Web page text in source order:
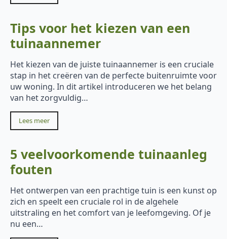
Tips voor het kiezen van een
tuinaannemer
Het kiezen van de juiste tuinaannemer is een cruciale
stap in het creëren van de perfecte buitenruimte voor
uw woning. In dit artikel introduceren we het belang
van het zorgvuldig…
Lees meer
5 veelvoorkomende tuinaanleg
fouten
Het ontwerpen van een prachtige tuin is een kunst op
zich en speelt een cruciale rol in de algehele
uitstraling en het comfort van je leefomgeving. Of je
nu een…